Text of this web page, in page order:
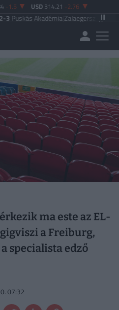
-1.5 USD 314.21 -2.76
|Zalaegerszegi TE5-2Paksi FC
ma este az EL-
a Freiburg,
specialista edző
07:32